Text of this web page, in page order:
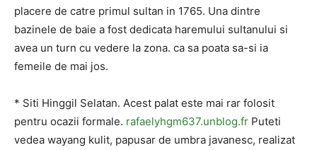
placere de catre primul sultan in 1765. Una dintre
bazinele de baie a fost dedicata haremului sultanului si
avea un turn cu vedere la zona. ca sa poata sa-si ia
femeile de mai jos.
* Siti Hinggil Selatan. Acest palat este mai rar folosit
pentru ocazii formale. rafaelyhgm637.unblog.fr Puteti
vedea wayang kulit, papusar de umbra javanesc, realizat